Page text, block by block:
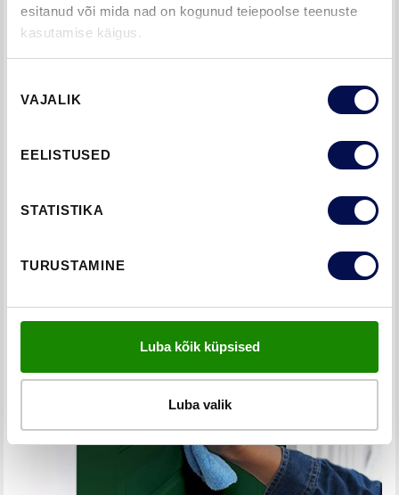
esitanud või mida nad on kogunud teiepoolse teenuste
kasutamise käigus.
valik
VAJALIK
EELISTUSED
STATISTIKA
TURUSTAMINE
Luba kõik küpsised
Luba valik
LIUGUKSE HOOLDUSJUHEND
Uste pinnaviimistlus on sile ja mustusthülgav. Siiski tuleb
üldpuhastusainega. Kasutage üldpuhastusaine lahusega
veega niisutatud lapiga ning kuivatage hoolikalt! Vältige
0502-Y).